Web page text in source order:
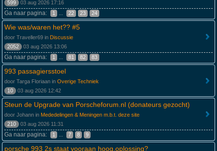
599
03 aug 2026 17:16
Ga naar pagina: 1 ... 22 23 24
Wie was/waren het?? #5
door Traveller69 in Discussie
2052
03 aug 2026 13:06
Ga naar pagina: 1 ... 81 82 83
993 passagiersstoel
door Targa Floriaan in Overige Techniek
10
03 aug 2026 12:42
Steun de Upgrade van Porscheforum.nl (donateurs gezocht)
door Johann in Mededelingen & Meningen m.b.t. deze site
210
03 aug 2026 11:31
Ga naar pagina: 1 ... 7 8 9
porsche 993 2s staat vooraan hoog,oplossing?